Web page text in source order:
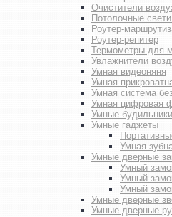
Очистители
Потолочные
Роутер-
Роутер-репитер
Термометры для
Увлажнители
Умная видеоняня
Умная
Умная система
Умная цифровая
Умные будильники
Умные гаджеты
Умная
Умные дверные
Умный
Умный
Умный
Умные дверные
Умные дверные